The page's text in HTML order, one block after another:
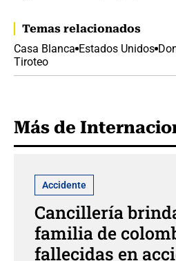
Temas relacionados
Casa Blanca Estados Unidos
Tiroteo
Más de
Accidente
Cancillería
familia de
fallecidas en